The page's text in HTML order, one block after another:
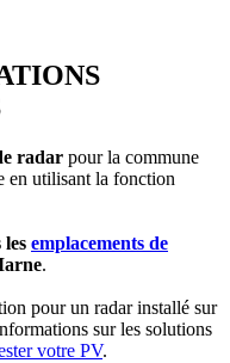
radar pour la commune
en utilisant la fonction
les emplacements de
.
pour un radar installé sur
sur les solutions
votre PV.